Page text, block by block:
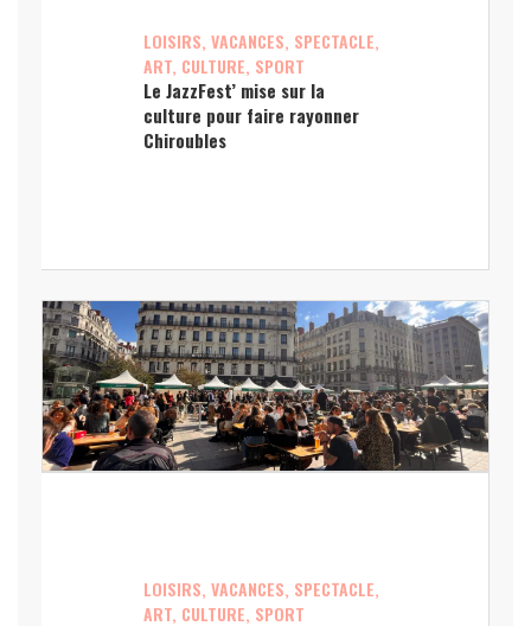
LOISIRS, VACANCES, SPECTACLE,
ART, CULTURE, SPORT
Le JazzFest’ mise sur la
culture pour faire rayonner
Chiroubles
LOISIRS, VACANCES, SPECTACLE,
ART, CULTURE, SPORT